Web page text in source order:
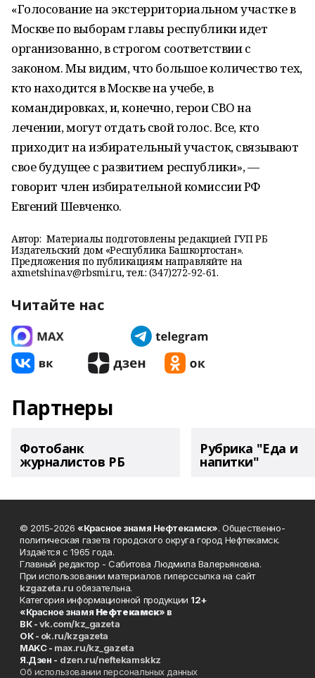
«Голосование на экстерриториальном участке в
Москве по выборам главы республики идет
организованно, в строгом соответствии с
законом. Мы видим, что большое количество тех,
кто находится в Москве на учебе, в
командировках, и, конечно, герои СВО на
лечении, могут отдать свой голос. Все, кто
приходит на избирательный участок, связывают
свое будущее с развитием республики», —
говорит член избирательной комиссии РФ
Евгений Шевченко.
Автор: Материалы подготовлены редакцией ГУП РБ
Издательский дом «Республика Башкортостан».
Предложения по публикациям направляйте на
axmetshina.v@rbsmi.ru, тел.: (347)272-92-61.
Читайте нас
Партнеры
Фотобанк
журналистов РБ
Рубрика "Еда и
напитки"
© 2015-2026 «Красное знамя Нефтекамск». Общественно-
политическая газета городского округа город Нефтекамск.
Издаётся с 1965 года.
Главный редактор - Сабитова Людмила Валерьяновна.
При использовании материалов гиперссылка на сайт
kzgazeta.ru обязательна.
Категория информационной продукции 12+
«Красное знамя Нефтекамск» в
ВК -vk.com/kz_gazeta
ОК - ok.ru/kzgazeta
MAKC - max.ru/kz_gazeta
Я.Дзен - dzen.ru/neftekamskkz
Об использовании персональных данных